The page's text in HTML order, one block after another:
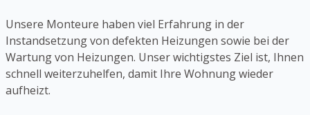
Unsere Monteure haben viel Erfahrung in der
Instandsetzung von defekten Heizungen sowie bei der
Wartung von Heizungen. Unser wichtigstes Ziel ist, Ihnen
schnell weiterzuhelfen, damit Ihre Wohnung wieder
aufheizt.